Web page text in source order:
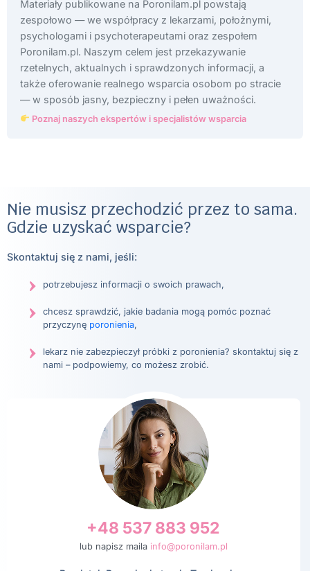
Materiały publikowane na Poronilam.pl powstają
zespołowo — we współpracy z lekarzami, położnymi,
psychologami i psychoterapeutami oraz zespołem
Poronilam.pl. Naszym celem jest przekazywanie
rzetelnych, aktualnych i sprawdzonych informacji, a
także oferowanie realnego wsparcia osobom po stracie
— w sposób jasny, bezpieczny i pełen uważności.
Poznaj naszych ekspertów i specjalistów wsparcia
Nie musisz przechodzić przez to sama.
Gdzie uzyskać wsparcie?
Skontaktuj się z nami, jeśli:
potrzebujesz informacji o swoich prawach,
chcesz sprawdzić, jakie badania mogą pomóc poznać
przyczynę poronienia,
lekarz nie zabezpieczył próbki z poronienia? skontaktuj się z
nami – podpowiemy, co możesz zrobić.
+48 537 883 952
lub napisz maila info@poronilam.pl